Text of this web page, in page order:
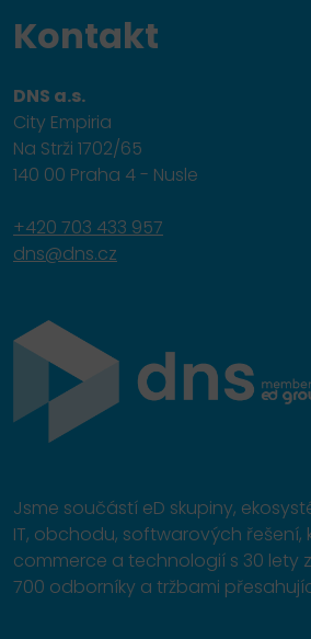
Kontakt
DNS a.s.
City Empiria
Na Strži 1702/65
140 00 Praha 4 - Nusle
+420 703 433 957
dns@dns.cz
Jsme součástí eD skupiny,
IT, obchodu, softwarových řešení,
commerce a technologií s 30 lety
700 odborníky a tržbami